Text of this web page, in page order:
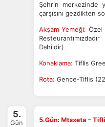
Şehrin merkezinde
çarşısını gezdikten
Akşam Yemeği:Özel
Dahildir)
Konaklama: Tiflis
Rota: Gence-Tiflis
5.
Gün
5.Gün: Mtsxeta –